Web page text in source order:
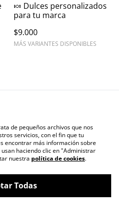
🍬 Dulces personalizados
para tu marca
$9.000
MÁS VARIANTES DISPONIBLES
PARA TÚ
de pequeños archivos que nos
servicios, con el fin que tu
encontrar más información sobre
haciendo clic en "Administrar
nuestra política de cookies.
Todas